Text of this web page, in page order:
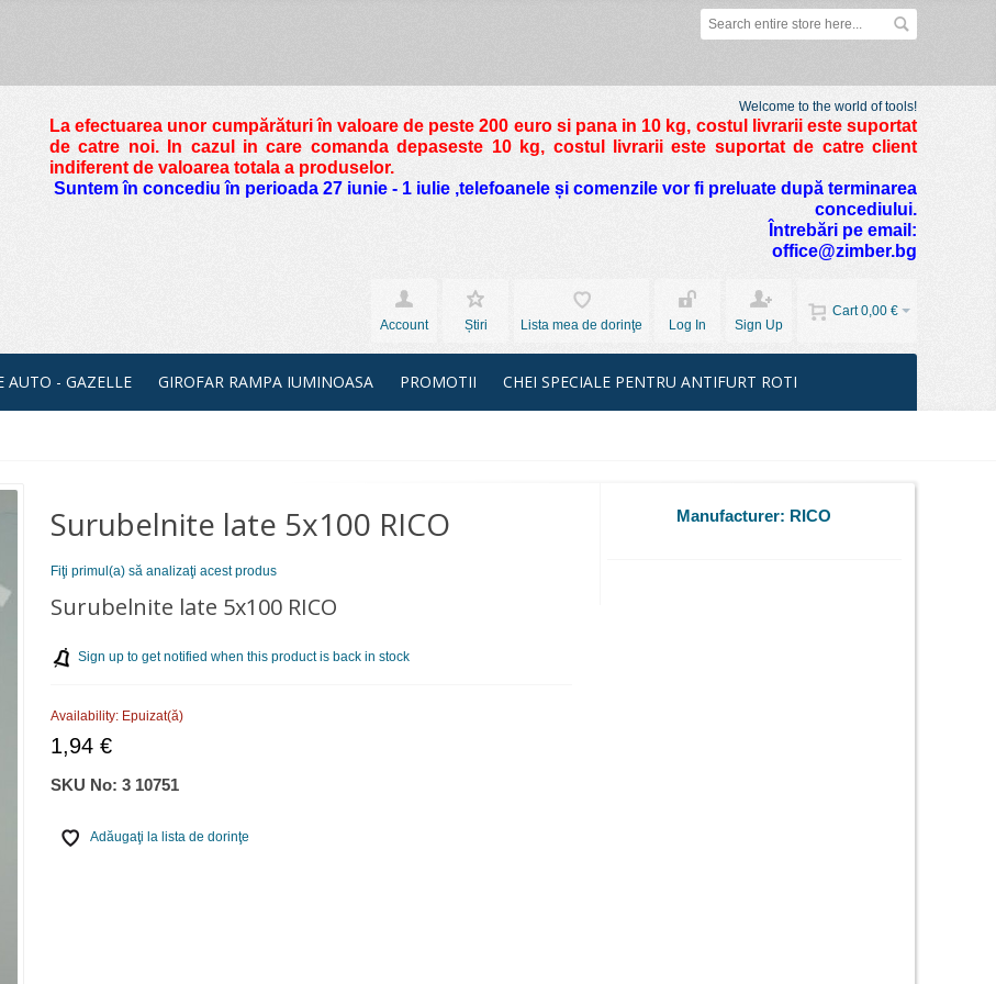
Welcome to the world of tools!
La efectuarea unor cumpărături în valoare de peste 200 euro si pana in 10 kg, costul livrarii este suportat
de catre noi. In cazul in care comanda depaseste 10 kg, costul livrarii este suportat de catre client
indiferent de valoarea totala a produselor.
Suntem în concediu în perioada 27 iunie - 1 iulie ,telefoanele și comenzile vor fi preluate după terminarea
concediului.
Întrebări pe email:
office@zimber.bg
Cart 0,00 €
Account
Știri Lista mea de dorinţe Log In Sign Up
AUTO - GAZELLE GIROFAR RAMPA IUMINOASA PROMOTII CHEI SPECIALE PENTRU ANTIFURT ROTI
Surubelnite late 5х100 RICO
Fiţi primul(a) să analizaţi acest produs
Surubelnite late 5х100 RICO
Sign up to get notified when this product is back in stock
Availability: Epuizat(ă)
1,94 €
SKU No:3 10751
Adăugaţi la lista de dorinţe
Manufacturer: RICO